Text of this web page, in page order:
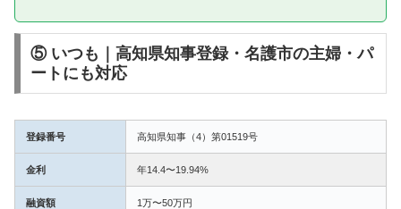
⑤ いつも｜高知県知事登録・名護市の主婦・パ
ートにも対応
登録番号 高知県知事（4）第01519号
金利 年14.4〜19.94%
融資額 1万〜50万円